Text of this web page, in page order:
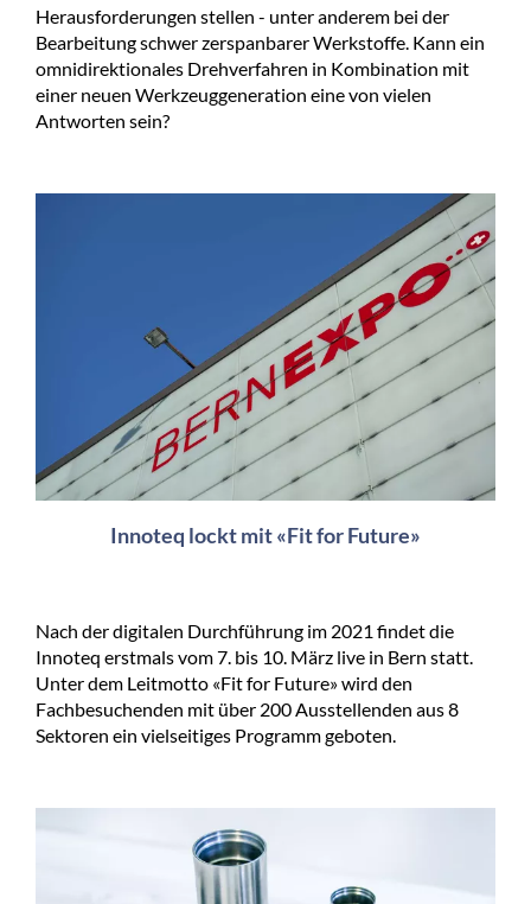
Herausforderungen stellen - unter anderem bei der
Bearbeitung schwer zerspanbarer Werkstoffe. Kann ein
omnidirektionales Drehverfahren in Kombination mit
einer neuen Werkzeuggeneration eine von vielen
Antworten sein?
Innoteq lockt mit «Fit for Future»
Nach der digitalen Durchführung im 2021 findet die
Innoteq erstmals vom 7. bis 10. März live in Bern statt.
Unter dem Leitmotto «Fit for Future» wird den
Fachbesuchenden mit über 200 Ausstellenden aus 8
Sektoren ein vielseitiges Programm geboten.